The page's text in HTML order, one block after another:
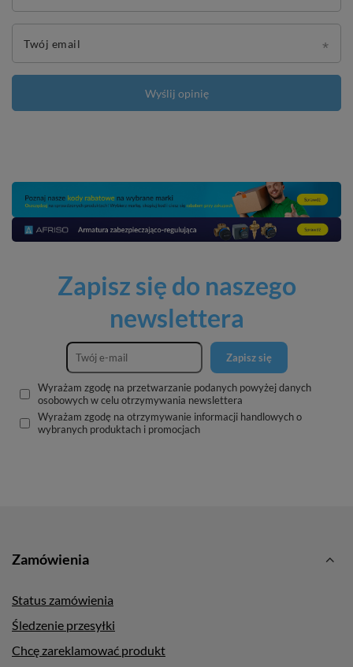
Twój email
Wyślij opinię
Zapisz się do naszego
newslettera
Zapisz się
Wyrażam zgodę na przetwarzanie podanych powyżej danych
osobowych w celu otrzymywania newslettera
Wyrażam zgodę na otrzymywanie informacji handlowych o
wybranych produktach i promocjach
Zamówienia
Status zamówienia
Śledzenie przesyłki
Chcę zareklamować produkt